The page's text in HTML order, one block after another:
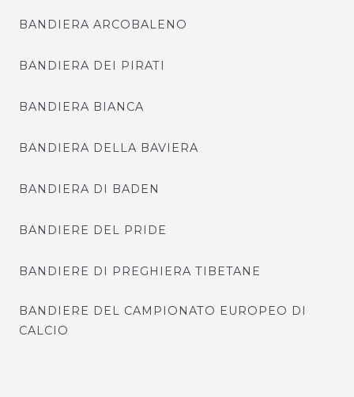
BANDIERA ARCOBALENO
BANDIERA DEI PIRATI
BANDIERA BIANCA
BANDIERA DELLA BAVIERA
BANDIERA DI BADEN
BANDIERE DEL PRIDE
BANDIERE DI PREGHIERA TIBETANE
BANDIERE DEL CAMPIONATO EUROPEO DI
CALCIO